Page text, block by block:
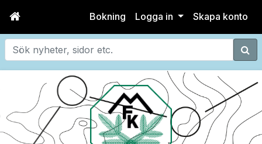
Bokning Logga in Skapa konto
Sök